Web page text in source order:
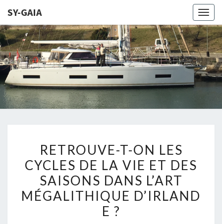
SY-GAIA
SY-
GAIA
LE SITE DE
NOTRE
PROJET DE
NAVIGATION
SUR GAIA
T-
ON
LES
CYCLES
DE
LA
RETROUVE-T-ON LES
CYCLES DE LA VIE ET DES
SAISONS DANS L’ART
MÉGALITHIQUE D’IRLAND
E ?